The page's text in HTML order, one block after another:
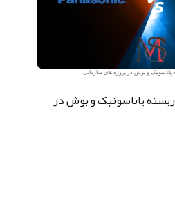
پاناسونیک و بوش در پروژه های سازمانی
پاناسونیک و بوش در